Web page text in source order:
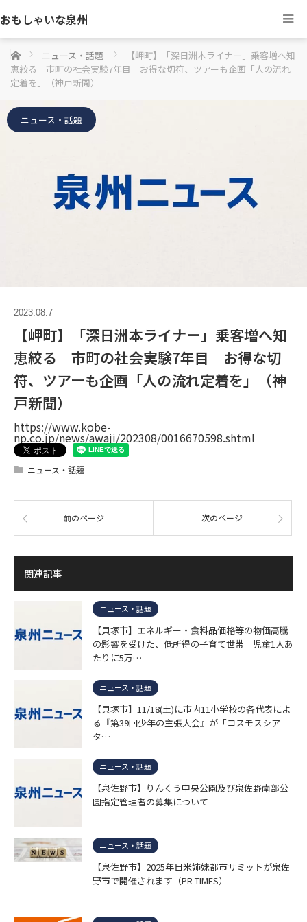
おもしゃいな泉州
ホーム ニュース・話題
【岬町】「深日洲本ライナー」乗客増へ知
恵絞る 市町の社会実験7年目 お得な切符、ツアーも企画「人の流れ
定着を」（神戸新聞）
ニュース・話題
2023.08.7
【岬町】「深日洲本ライナー」乗客増へ知
恵絞る 市町の社会実験7年目 お得な切
符、ツアーも企画「人の流れ定着を」（神
戸新聞）
https://www.kobe-
np.co.jp/news/awaji/202308/0016670598.shtml
ニュース・話題
前のページ 次のページ
関連記事
ニュース・話題
【貝塚市】エネルギー・食料品価格等の物価高騰
の影響を受けた、低所得の子育て世帯 児童1人あ
たりに5万…
ニュース・話題
【貝塚市】11/18(土)に市内11小学校の各代表によ
る『第39回少年の主張大会』が「コスモスシア
タ…
ニュース・話題
【泉佐野市】りんくう中央公園及び泉佐野南部公
園指定管理者の募集について
ニュース・話題
【泉佐野市】2025年日米姉妹都市サミットが泉佐
野市で開催されます（PR TIMES）